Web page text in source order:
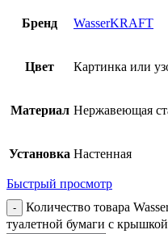
Бренд WasserKRAFT
Цвет Картинка или
Материал Нержавеющая
Установка Настенная
Быстрый просмотр
Количество товара
туалетной бумаги с крышкой